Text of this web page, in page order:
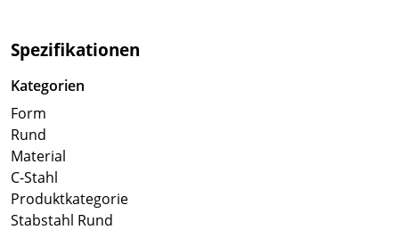
Spezifikationen
Kategorien
Form
Rund
Material
C-Stahl
Produktkategorie
Stabstahl Rund